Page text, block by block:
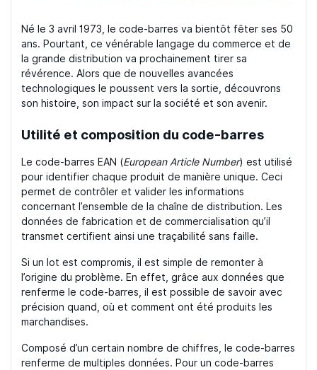
Né le 3 avril 1973, le code-barres va bientôt fêter ses 50
ans. Pourtant, ce vénérable langage du commerce et de
la grande distribution va prochainement tirer sa
révérence. Alors que de nouvelles avancées
technologiques le poussent vers la sortie, découvrons
son histoire, son impact sur la société et son avenir.
Utilité et composition du code-barres
Le code-barres EAN (European Article Number) est utilisé
pour identifier chaque produit de manière unique. Ceci
permet de contrôler et valider les informations
concernant l’ensemble de la chaîne de distribution. Les
données de fabrication et de commercialisation qu’il
transmet certifient ainsi une traçabilité sans faille.
Si un lot est compromis, il est simple de remonter à
l’origine du problème. En effet, grâce aux données que
renferme le code-barres, il est possible de savoir avec
précision quand, où et comment ont été produits les
marchandises.
Composé d’un certain nombre de chiffres, le code-barres
renferme de multiples données. Pour un code-barres